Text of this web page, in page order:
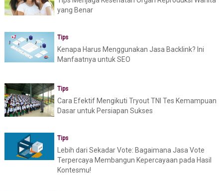
yang Benar
Tips
Kenapa Harus Menggunakan Jasa Backlink? Ini
Manfaatnya untuk SEO
Tips
Cara Efektif Mengikuti Tryout TNI Tes Kemampuan
Dasar untuk Persiapan Sukses
Tips
Lebih dari Sekadar Vote: Bagaimana Jasa Vote
Terpercaya Membangun Kepercayaan pada Hasil
Kontesmu!